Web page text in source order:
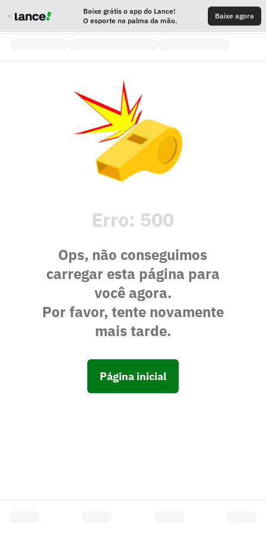
Baixe grátis o app do Lance!
O esporte na palma da mão.
Baixe agora
Erro: 500
Ops, não conseguimos
carregar esta página para
você agora.
Por favor, tente novamente
mais tarde.
Página inicial